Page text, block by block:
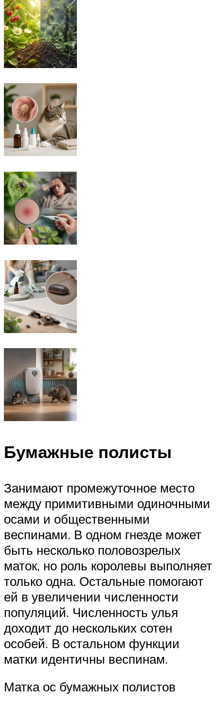
Бумажные полисты
Занимают промежуточное место
между примитивными одиночными
осами и общественными
веспинами. В одном гнезде может
быть несколько половозрелых
маток, но роль королевы выполняет
только одна. Остальные помогают
ей в увеличении численности
популяций. Численность улья
доходит до нескольких сотен
особей. В остальном функции
матки идентичны веспинам.
Матка ос бумажных полистов